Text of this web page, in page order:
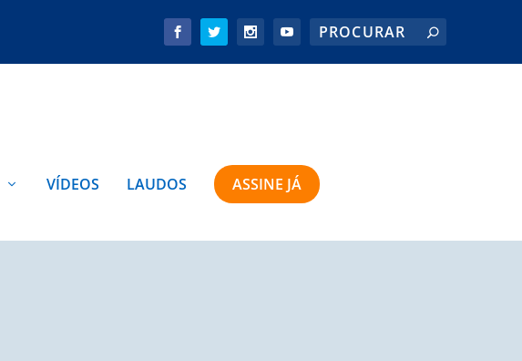
VÍDEOS LAUDOS ASSINE JÁ